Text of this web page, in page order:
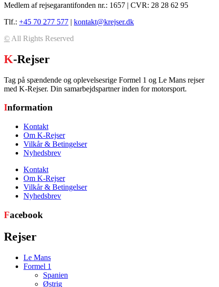
Medlem af rejsegarantifonden nr.: 1657 | CVR: 28 28 62 95
Tlf.: +45 70 277 577 | kontakt@krejser.dk
© All Rights Reserved
K-Rejser
Tag på spændende og oplevelsesrige Formel 1 og Le Mans rejser
med K-Rejser. Din samarbejdspartner inden for motorsport.
Information
Kontakt
Om K-Rejser
Vilkår & Betingelser
Nyhedsbrev
Kontakt
Om K-Rejser
Vilkår & Betingelser
Nyhedsbrev
Facebook
Rejser
Le Mans
Formel 1
Spanien
Østrig